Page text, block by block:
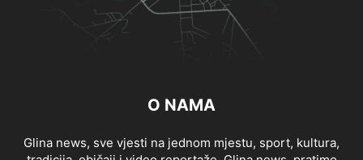
O NAMA
Glina news, sve vjesti na jednom mjestu, sport, kultura,